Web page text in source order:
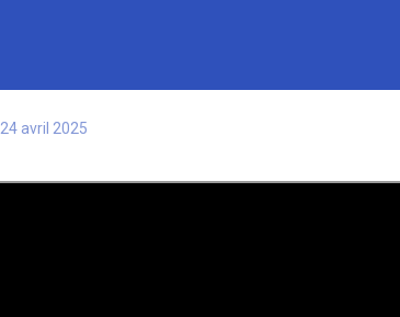
24 avril 2025